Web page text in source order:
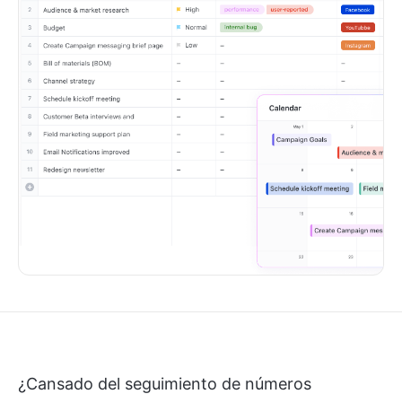
¿Cansado del seguimiento de números